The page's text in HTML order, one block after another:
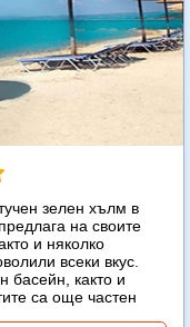
зелен хълм в
на своите
и няколко
всеки вкус.
басейн, както и
са още частен